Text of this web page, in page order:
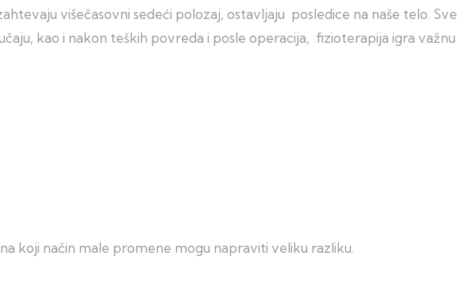
višečasovni sedeći polozaj, ostavljaju posledice na naše telo. Sve
kao i nakon teških povreda i posle operacija, fizioterapija igra važnu
koji način male promene mogu napraviti veliku razliku.